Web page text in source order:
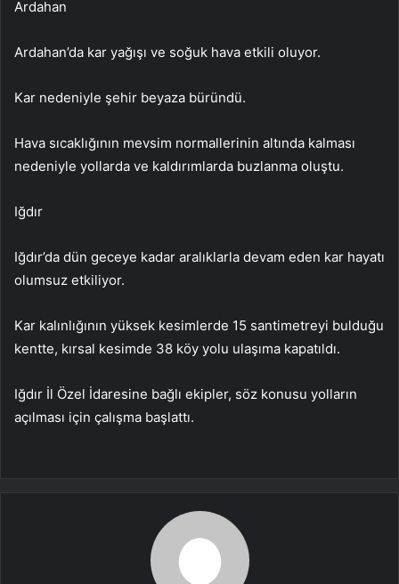
Ardahan
Ardahan’da kar yağışı ve soğuk hava etkili oluyor.
Kar nedeniyle şehir beyaza büründü.
Hava sıcaklığının mevsim normallerinin altında kalması
nedeniyle yollarda ve kaldırımlarda buzlanma oluştu.
Iğdır
Iğdır’da dün geceye kadar aralıklarla devam eden kar hayatı
olumsuz etkiliyor.
Kar kalınlığının yüksek kesimlerde 15 santimetreyi bulduğu
kentte, kırsal kesimde 38 köy yolu ulaşıma kapatıldı.
Iğdır İl Özel İdaresine bağlı ekipler, söz konusu yolların
açılması için çalışma başlattı.